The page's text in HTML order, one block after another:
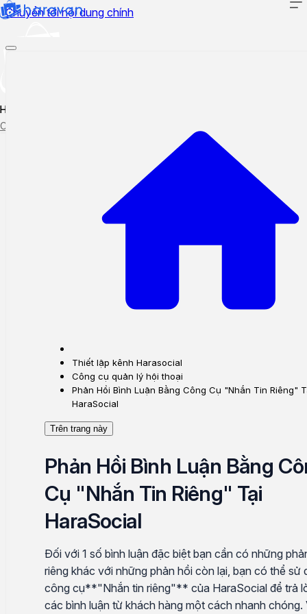
Chuyển tới nội dung chính
Hướng dẫn sử dụng
Cập nhật tính năng mới
Thiết lập kênh Harasocial
Công cụ quản lý hội thoại
Phản Hồi Bình Luận Bằng Công Cụ "Nhắn Tin Riêng"
HaraSocial
Trên trang này
Phản Hồi Bình Luận Bằng
Cụ "Nhắn Tin Riêng" Tại
HaraSocial
Đối với 1 số bình luận đặc biệt bạn cần có những
riêng khác với những phản hồi còn lại, bạn có thể sử
công cụ**"Nhắn tin riêng"** của HaraSocial để trả
các bình luận từ khách hàng một cách nhanh chóng.